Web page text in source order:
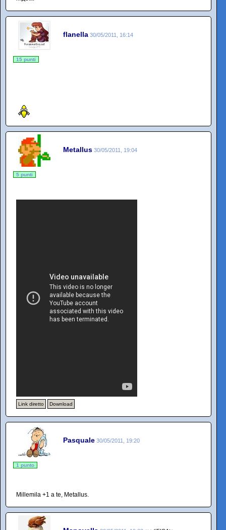
flanella 30/05/2011, 16:14
15 punti
Metallus 30/05/2011, 19:04
5 punti
Link diretto Download
Pasquale 30/05/2011, 19:20
1 punto
Millemila +1 a te, Metallus.